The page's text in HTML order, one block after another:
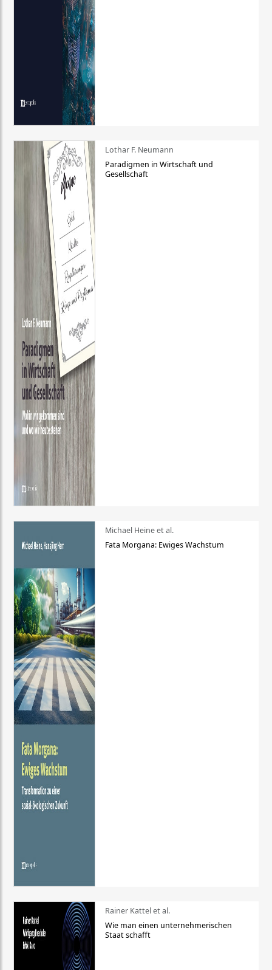
Lothar F. Neumann
Paradigmen in Wirtschaft und
Gesellschaft
Michael Heine et al.
Fata Morgana: Ewiges Wachstum
Rainer Kattel et al.
Wie man einen unternehmerischen
Staat schafft